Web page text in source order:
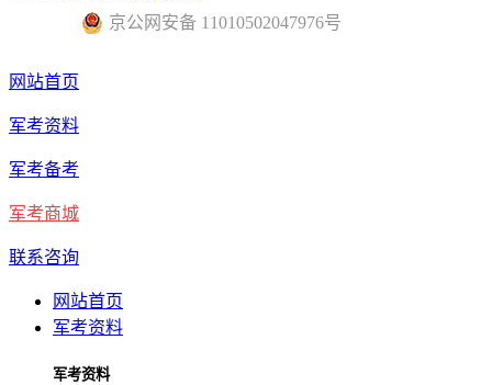
京公网安备 11010502047976号
网站首页
军考资料
军考备考
军考商城
联系咨询
网站首页
军考资料
军考资料